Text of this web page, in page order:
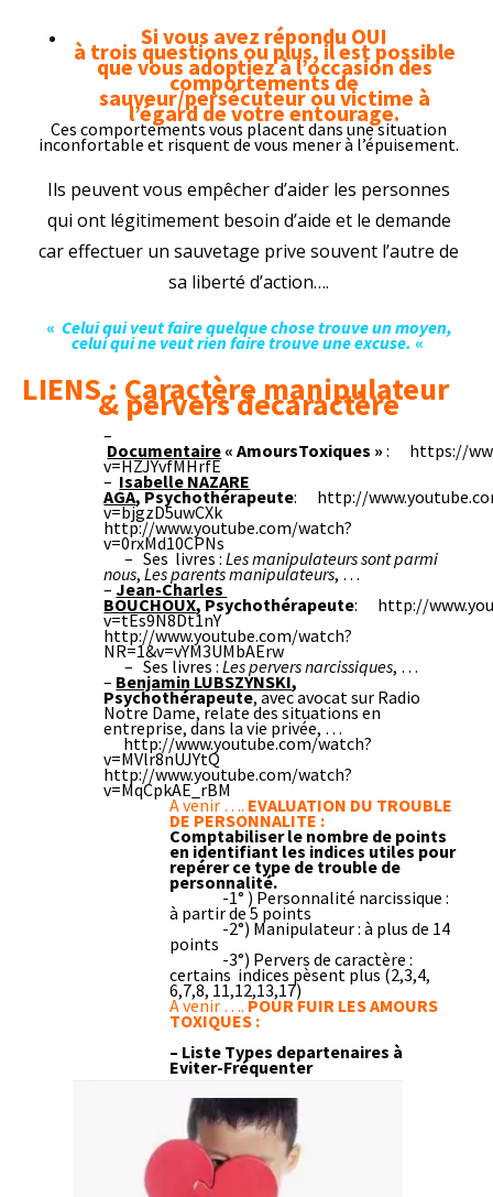
Si vous avez répondu OUI
à trois questions ou plus,il est possible
quevousadoptiez à l’occasion des
comportements de
sauveur/persécuteur ou victime à
l’égard de votre entourage.
Ces comportements vous placent dans une situation
inconfortable et risquent de vous mener à l’épuisement.
Ils peuvent vous empêcher d’aider les personnes
qui ont légitimement besoin d’aide et le demande
car effectuer un sauvetage prive souvent l’autre de
sa liberté d’action….
« Celui qui veut faire quelque chose trouve un moyen,
celui qui ne veut rien faire trouve une excuse. «
LIENS : Caractère manipulateur
& pervers decaractère
–
Documentaire « AmoursToxiques » : https://
v=HZJYvfMHrfE
– Isabelle NAZARE
AGA,Psychothérapeute: http://
v=bjgzD5uwCXk
http://www.youtube.com/watch?
v=0rxMd10CPNs
– Ses livres :Les manipulateurs sont parmi
nous,Les parents manipulateurs, …
–Jean-Charles
BOUCHOUX, Psychothérapeute: http://
v=tEs9N8Dt1nY
http://www.youtube.com/watch?
NR=1&v=vYM3UMbAErw
– Ses livres :Les pervers narcissiques, …
– Benjamin LUBSZYNSKI,
Psychothérapeute, avec avocat sur Radio
Notre Dame, relate des situations en
entreprise, dans la vie privée, …
http://www.youtube.com/watch?
v=MVlr8nUJYtQ
http://www.youtube.com/watch?
v=MqCpkAE_rBM
A venir …. EVALUATION DU TROUBLE
DE PERSONNALITE :
Comptabiliser le nombre de points
en identifiant les indices utiles pour
repérer ce type de trouble de
personnalité.
-1° ) Personnalité narcissique :
à partir de 5 points
-2°) Manipulateur : à plus de 14
points
-3°) Pervers de caractère :
certains indices pèsent plus (2,3,4,
6,7,8, 11,12,13,17)
A venir …. POUR FUIR LES AMOURS
TOXIQUES :
– Liste Types departenaires à
Eviter-Fréquenter